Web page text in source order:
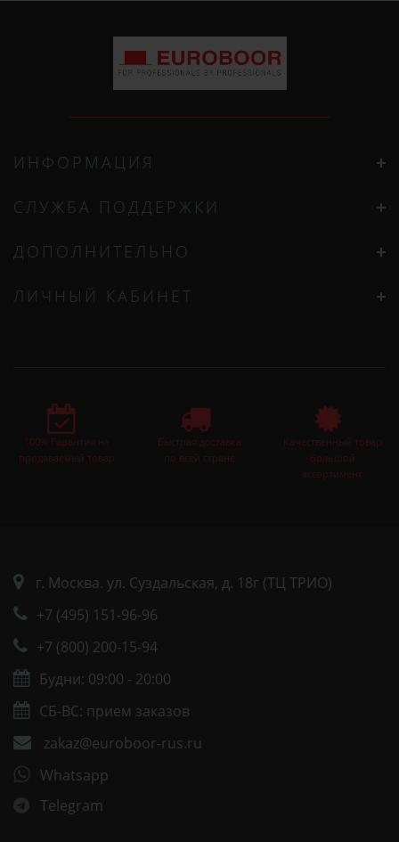
ИНФОРМАЦИЯ
СЛУЖБА ПОДДЕРЖКИ
ДОПОЛНИТЕЛЬНО
ЛИЧНЫЙ КАБИНЕТ
100% Гарантия на
продаваемый товар
Быстрая доставка
по всей стране
Качественный товар
большой
ассортимент
г. Москва. ул. Суздальская, д. 18г (ТЦ ТРИО)
+7 (495) 151-96-96
+7 (800) 200-15-94
Будни: 09:00 - 20:00
СБ-ВС: прием заказов
zakaz@euroboor-rus.ru
Whatsapp
Telegram